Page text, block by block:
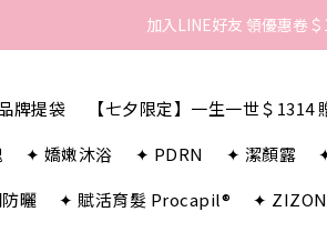
歡迎來到LAMBENCY 💓 註冊會員享
加入LINE好友 領優惠卷
牌提袋 【七夕限定】一生一世＄1314
✦ 嬌嫩沐浴 ✦ PDRN ✦ 潔顏露
曬
✦ 賦活育髮 Procapil® ✦